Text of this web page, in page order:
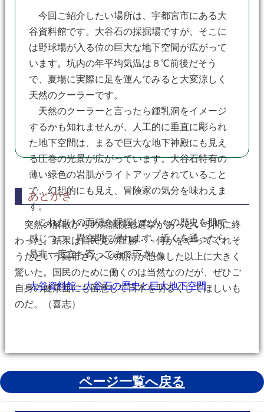
今回ご紹介したい場所は、宇都宮市にある大
谷資料館です。大谷石の採掘場ですが、そこに
は野球場が入る位の巨大な地下空間が広がって
います。坑内の年平均気温は８℃前後だそう
で、夏場に実際に足を運んでみると大変涼しく
天然のクーラーです。
天然のクーラーと言ったら鍾乳洞をイメージ
するかも知れませんが、人工的に垂直に彫られ
た地下空間は、まるで巨大な地下神殿にも見え
る圧巻の光景が広がっています。大谷石特有の
薄い緑色の岩肌がライトアップされていること
で、幻想的にも見え、冒険家の気分を味わえま
す。
これだけの面積を採掘した人々の歴史を肌で
感じつつ、異空間に浸れます。近くを通ったら
是非一度立ち寄ってみて下さい。
大谷資料館 - 大谷石の歴史と巨大地下空間
あとがき
突然の解散からの衆議院総選挙があっという間に終
わった。結果は自民党の圧勝・・何かをやってくれそ
うだという高市さんへの期待が想像した以上に大きく
驚いた。国民のために働くのは当然なのだが、ぜひご
自身の健康面にも留意して日本を明るくしてほしいも
のだ。（喜志）
ページ一覧へ戻る